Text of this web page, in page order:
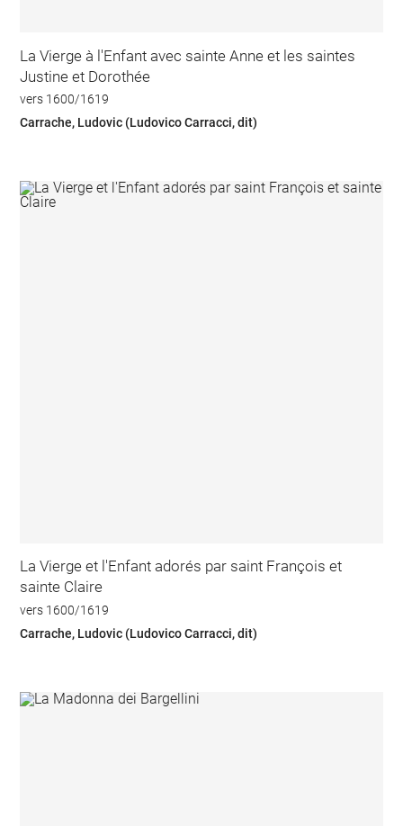
La Vierge à l'Enfant avec sainte Anne et les saintes
Justine et Dorothée
vers 1600/1619
Carrache, Ludovic (Ludovico Carracci, dit)
La Vierge et l'Enfant adorés par saint François et
sainte Claire
vers 1600/1619
Carrache, Ludovic (Ludovico Carracci, dit)